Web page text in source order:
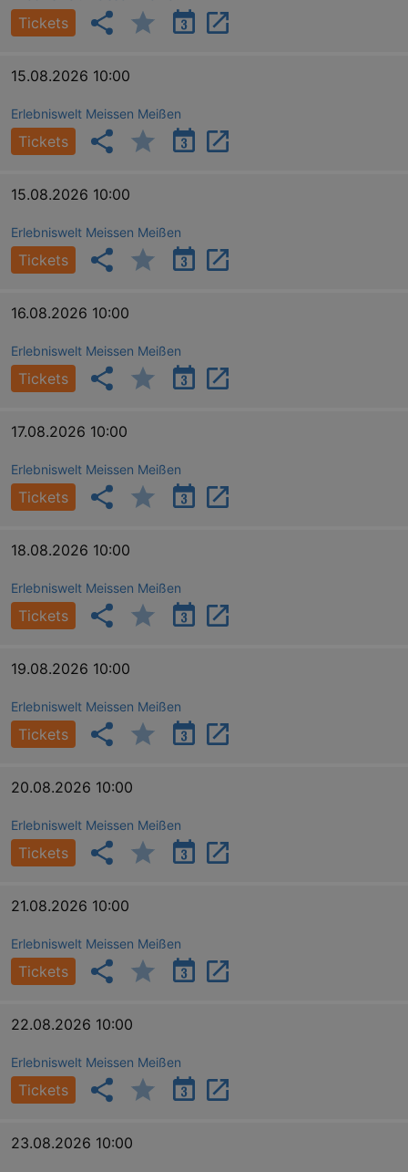
Tickets
15.08.2026 10:00
Erlebniswelt Meissen Meißen
Tickets
15.08.2026 10:00
Erlebniswelt Meissen Meißen
Tickets
16.08.2026 10:00
Erlebniswelt Meissen Meißen
Tickets
17.08.2026 10:00
Erlebniswelt Meissen Meißen
Tickets
18.08.2026 10:00
Erlebniswelt Meissen Meißen
Tickets
19.08.2026 10:00
Erlebniswelt Meissen Meißen
Tickets
20.08.2026 10:00
Erlebniswelt Meissen Meißen
Tickets
21.08.2026 10:00
Erlebniswelt Meissen Meißen
Tickets
22.08.2026 10:00
Erlebniswelt Meissen Meißen
Tickets
23.08.2026 10:00